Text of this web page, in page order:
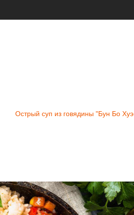
Острый суп из говядины "Бун Бо Хуэ